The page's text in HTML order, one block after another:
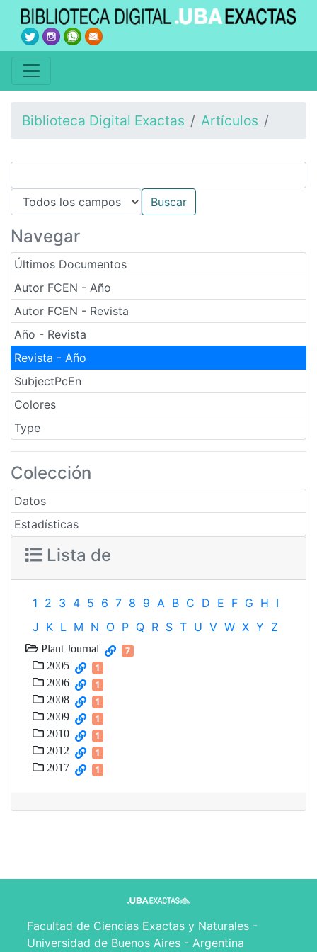
Biblioteca Digital Exactas Artículos
Navegar
Últimos Documentos
Autor FCEN - Año
Autor FCEN - Revista
Año - Revista
Revista - Año
SubjectPcEn
Colores
Type
Colección
Datos
Estadísticas
Lista de
1 2 3 4 5 6 7 8 9 A B C D E F G H I
J K L M N O P Q R S T U V W X Y Z
Plant Journal 7
2005 1
2006 1
2008 1
2009 1
2010 1
2012 1
2017 1
Facultad de Ciencias Exactas y Naturales -
Universidad de Buenos Aires - Argentina